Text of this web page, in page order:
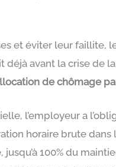
et éviter leur faillite,
déjà avant la crise de
de chômage
l’employeur a
horaire brute dans
100% du